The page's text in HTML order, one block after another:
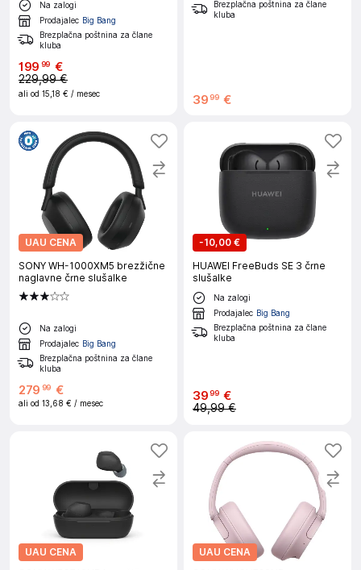
Na zalogi
Prodajalec Big Bang
Brezplačna poštnina za člane
kluba
199 99 €
229,99 €
ali od 15,18 € / mesec
Brezplačna poštnina za člane
kluba
39 99 €
UAU CENA
SONY WH-1000XM5 brezžične
naglavne črne slušalke
Na zalogi
Prodajalec Big Bang
Brezplačna poštnina za člane
kluba
279 99 €
ali od 13,68 € / mesec
-10,00 €
HUAWEI FreeBuds SE 3 črne
slušalke
Na zalogi
Prodajalec Big Bang
Brezplačna poštnina za člane
kluba
3999 €
49,99 €
UAU CENA
UAU CENA